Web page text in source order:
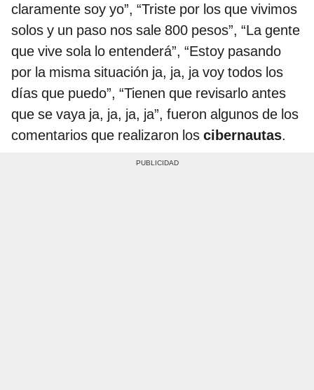
claramente soy yo”, “Triste por los que vivimos
solos y un paso nos sale 800 pesos”, “La gente
que vive sola lo entenderá”, “Estoy pasando
por la misma situación ja, ja, ja voy todos los
días que puedo”, “Tienen que revisarlo antes
que se vaya ja, ja, ja, ja”, fueron algunos de los
comentarios que realizaron los cibernautas.